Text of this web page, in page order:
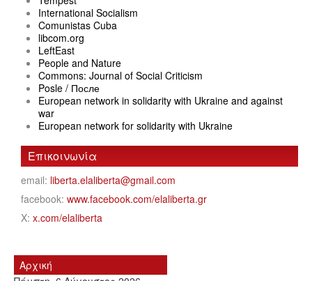
International Socialism
Comunistas Cuba
libcom.org
LeftEast
People and Nature
Commons: Journal of Social Criticism
Posle / После
European network in solidarity with Ukraine and against
war
European network for solidarity with Ukraine
Επικοινωνία
email: liberta.elaliberta@gmail.com
facebook: www.facebook.com/elaliberta.gr
X: x.com/elaliberta
Αρχική